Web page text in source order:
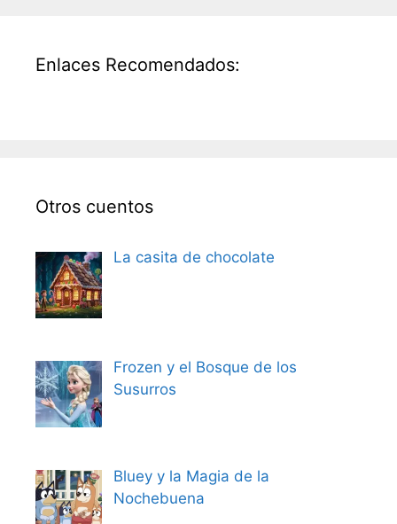
Enlaces Recomendados:
Otros cuentos
La casita de chocolate
Frozen y el Bosque de los
Susurros
Bluey y la Magia de la
Nochebuena